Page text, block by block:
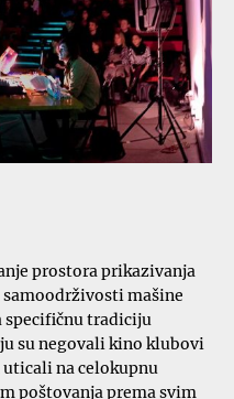
prostora prikazivanja
mašine
tradiciju
su negovali kino klubovi
na celokupnu
poštovanja prema svim